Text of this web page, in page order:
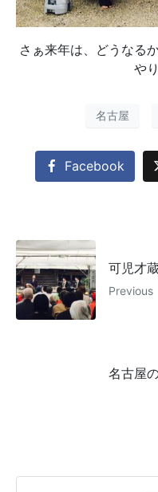
さぁ来年は、どうなる
や
名古屋
Facebook
可児才
Previous
名古屋